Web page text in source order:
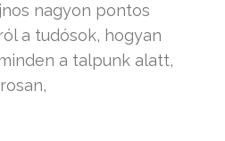
nagyon pontos
a tudósok, hogyan
a talpunk alatt,